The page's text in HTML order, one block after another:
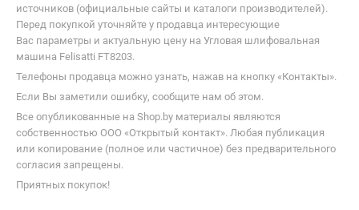
источников (официальные сайты и каталоги производителей).
Перед покупкой уточняйте у продавца интересующие
Вас параметры и актуальную цену на Угловая шлифовальная
машина Felisatti FT8203.
Телефоны продавца можно узнать, нажав на кнопку «Контакты».
Если Вы заметили ошибку, сообщите нам об этом.
Все опубликованные на Shop.by материалы являются
собственностью ООО «Открытый контакт». Любая публикация
или копирование (полное или частичное) без предварительного
согласия запрещены.
Приятных покупок!